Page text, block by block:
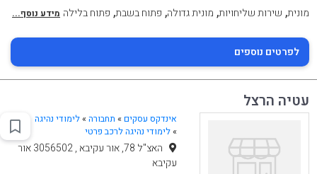
מונית, שירות שליחויות, מונית גדולה, פתוח בשבת, פתוח בלילה מידע נוסף...
לפרטים נוספים
עטיה הרצל
אינדקס עסקים » תחבורה»לימודי נהיגה
»לימודי נהיגה לרכב פרטי
האצ"ל 78, אור עקיבא , 3056502 אור
עקיבא